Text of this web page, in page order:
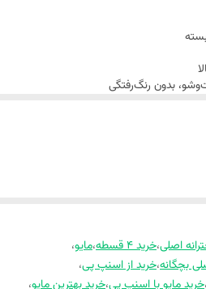
برای مادرانی است که هم زیبایی و
بدون رنگ‌رفتگی
سبک‌های اروپایی
اصلی،خرید 4 قسطه ،مایو،
بچگانه،خرید از اسنپ پی،
،خرید مایو با اسنپ پی،خرید بهترین مایو،